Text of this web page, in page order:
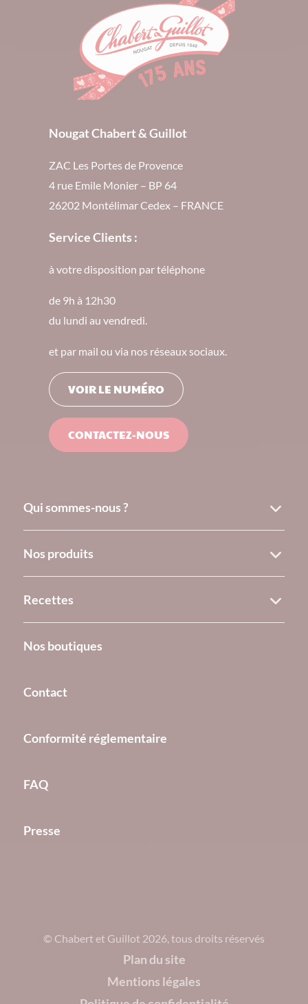
Nougat Chabert & Guillot
ZAC Les Portes de Provence
4 rue Emile Monier – BP 64
26202 Montélimar Cedex – FRANCE
Service Clients :
à votre disposition par téléphone
de 9h à 12h30
du lundi au vendredi.
et par mail ou via nos réseaux sociaux.
VOIR LE NUMÉRO
CONTACTEZ-NOUS
Qui sommes-nous ?
Nos produits
Recettes
Nos boutiques
Contact
Conformité réglementaire
FAQ
Presse
© Chabert et Guillot 2026, tous droits réservés
Plan du site
Mentions légales